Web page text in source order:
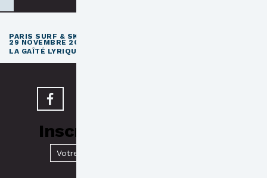
PARIS SURF & SKATEBOARD FILM FESTIVAL
29 NOVEMBRE 2026
LA GAÎTÉ LYRIQUE · PARIS 3
Inscrivez-vous à notre